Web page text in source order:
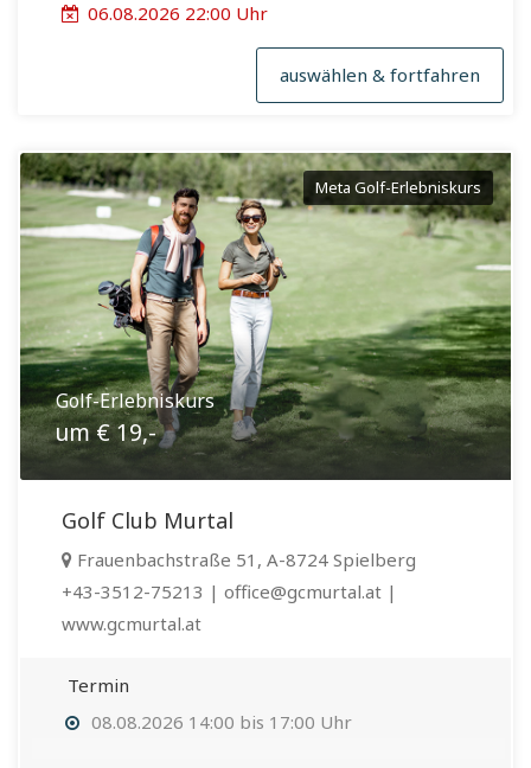
06.08.2026 22:00 Uhr
auswählen & fortfahren
Meta Golf-Erlebniskurs
Golf-Erlebniskurs
um € 19,-
Golf Club Murtal
Frauenbachstraße 51, A-8724 Spielberg
+43-3512-75213 | office@gcmurtal.at |
www.gcmurtal.at
Termin
08.08.2026 14:00 bis 17:00 Uhr